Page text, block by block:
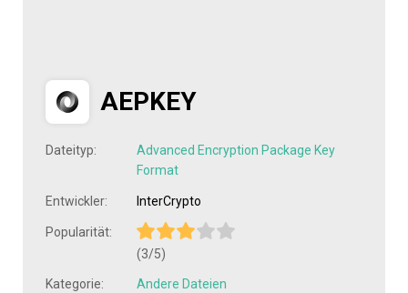
AEPKEY
Dateityp:
Advanced Encryption Package Key
Format
Entwickler: InterCrypto
Popularität:
(3/5)
Kategorie: Andere Dateien